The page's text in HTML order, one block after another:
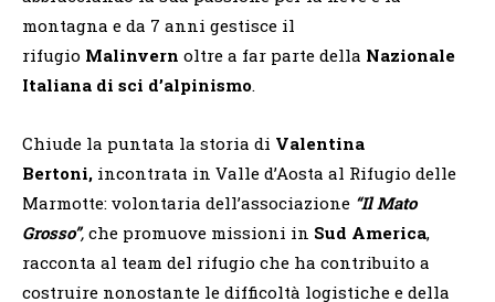
montagna e da 7 anni gestisce il
rifugio Malinvern oltre a far parte della Nazionale
Italiana di sci d’alpinismo.
Chiude la puntata la storia di Valentina
Bertoni, incontrata in Valle d’Aosta al Rifugio delle
Marmotte: volontaria dell’associazione “Il Mato
Grosso”, che promuove missioni in Sud America,
racconta al team del rifugio che ha contribuito a
costruire nonostante le difficoltà logistiche e della